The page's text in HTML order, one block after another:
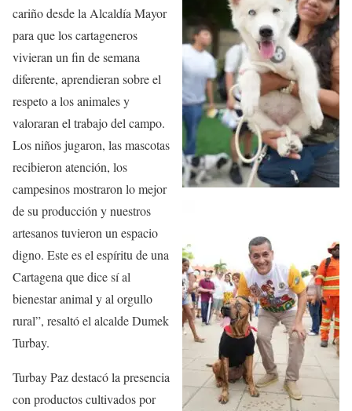
cariño desde la Alcaldía Mayor
para que los cartageneros
vivieran un fin de semana
diferente, aprendieran sobre el
respeto a los animales y
valoraran el trabajo del campo.
Los niños jugaron, las mascotas
recibieron atención, los
campesinos mostraron lo mejor
de su producción y nuestros
artesanos tuvieron un espacio
digno. Este es el espíritu de una
Cartagena que dice sí al
bienestar animal y al orgullo
rural”, resaltó el alcalde Dumek
Turbay.
Turbay Paz destacó la presencia
con productos cultivados por